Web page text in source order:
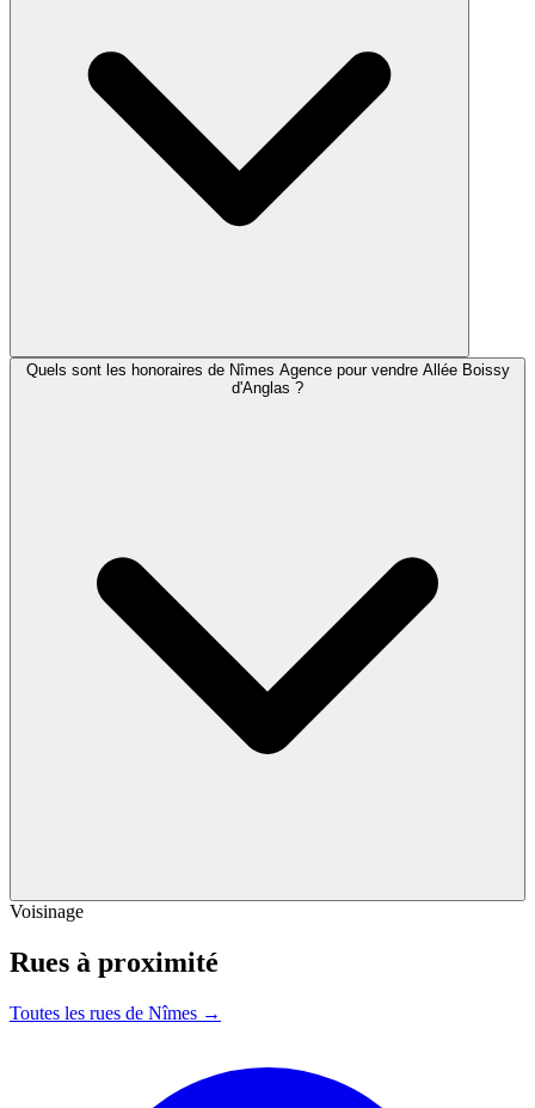
Quels sont les honoraires de Nîmes Agence pour vendre Allée Boissy
d'Anglas ?
Voisinage
Rues à proximité
Toutes les rues de Nîmes →